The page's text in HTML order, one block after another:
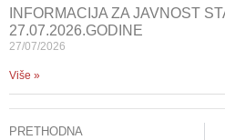
INFORMACIJA ZA JAVNOST
27.07.2026.GODINE
27/07/2026
Više »
PRETHODNA